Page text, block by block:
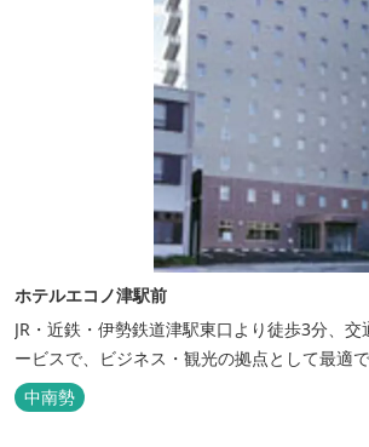
ホテルエコノ津駅前
JR・近鉄・伊勢鉄道津駅東口より徒歩3分、
ービスで、ビジネス・観光の拠点として最適で
中南勢